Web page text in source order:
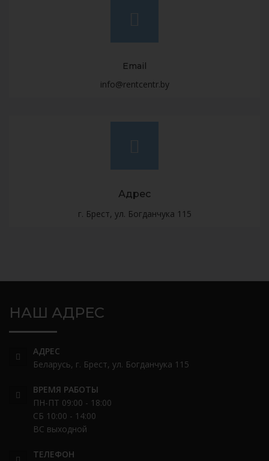
Email
info@rentcentr.by
Адрес
г. Брест, ул. Богданчука 115
НАШ АДРЕС
АДРЕС
Беларусь, г. Брест, ул. Богданчука 115
ВРЕМЯ РАБОТЫ
ПН-ПТ 09:00 - 18:00
СБ 10:00 - 14:00
ВС выходной
ТЕЛЕФОН